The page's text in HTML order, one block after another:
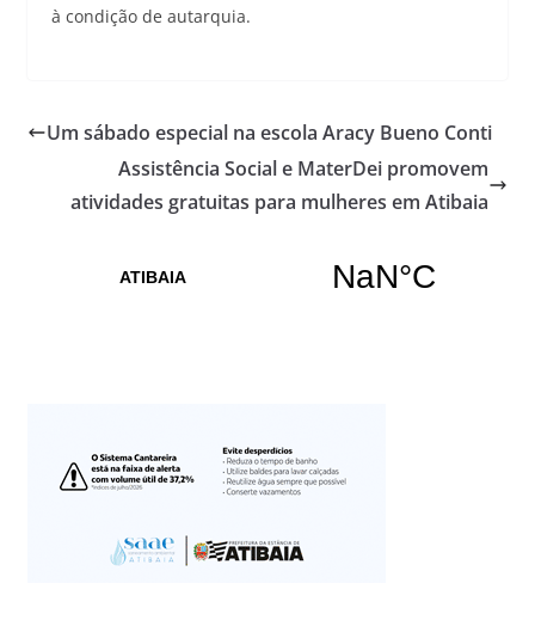
à condição de autarquia.
Um sábado especial na escola Aracy Bueno Conti
Assistência Social e MaterDei promovem
atividades gratuitas para mulheres em Atibaia